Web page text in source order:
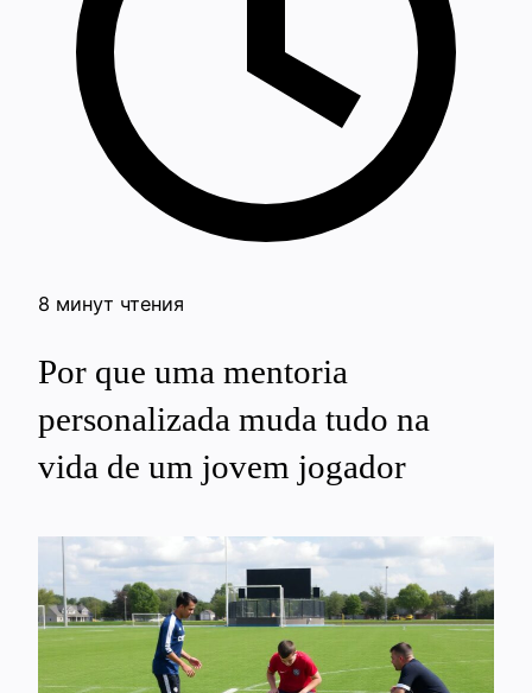
8 минут чтения
Por que uma mentoria
personalizada muda tudo na
vida de um jovem jogador